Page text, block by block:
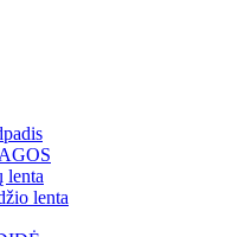
lenta
lenta